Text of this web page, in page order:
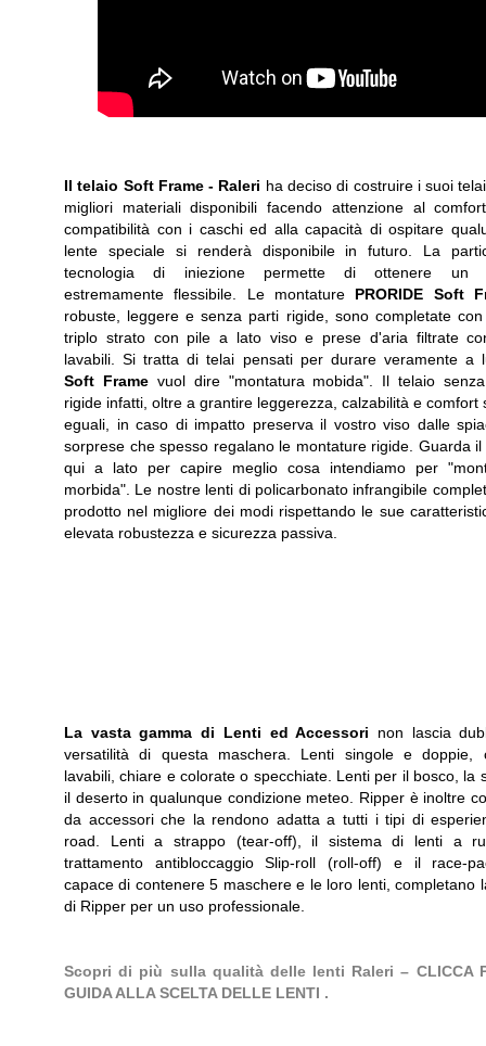
Il telaio Soft Frame - Raleri ha deciso di costruire i suoi
migliori materiali disponibili facendo attenzione al
compatibilità con i caschi ed alla capacità di ospitare
lente speciale si renderà disponibile in futuro. La
tecnologia di iniezione permette di ottenere un
estremamente flessibile. Le montature PRORIDE Soft
robuste, leggere e senza parti rigide, sono completate
triplo strato con pile a lato viso e prese d'aria filtrate
lavabili. Si tratta di telai pensati per durare veramente a
Soft Framevuol dire "montatura mobida". Il telaio
rigide infatti, oltre a grantire leggerezza, calzabilità e comfort
eguali, in caso di impatto preserva il vostro viso dalle
sorprese che spesso regalano le montature rigide. Guarda il
qui a lato per capire meglio cosa intendiamo per
morbida". Le nostre lenti di policarbonato infrangibile
prodotto nel migliore dei modi rispettando le sue
elevata robustezza e sicurezza passiva.
La vasta gamma di Lenti ed Accessori non lascia
versatilità di questa maschera. Lenti singole e doppie,
lavabili, chiare e colorate o specchiate. Lenti per il bosco, la
il deserto in qualunque condizione meteo. Ripper è inoltre
da accessori che la rendono adatta a tutti i tipi di
road. Lenti a strappo (tear-off), il sistema di lenti a
trattamento antibloccaggio Slip-roll (roll-off) e il race-
capace di contenere 5 maschere e le loro lenti, completano
di Ripper per un uso professionale.
Scopri di più sulla qualità delle lenti Raleri – CLICCA
GUIDA ALLA SCELTA DELLE LENTI .